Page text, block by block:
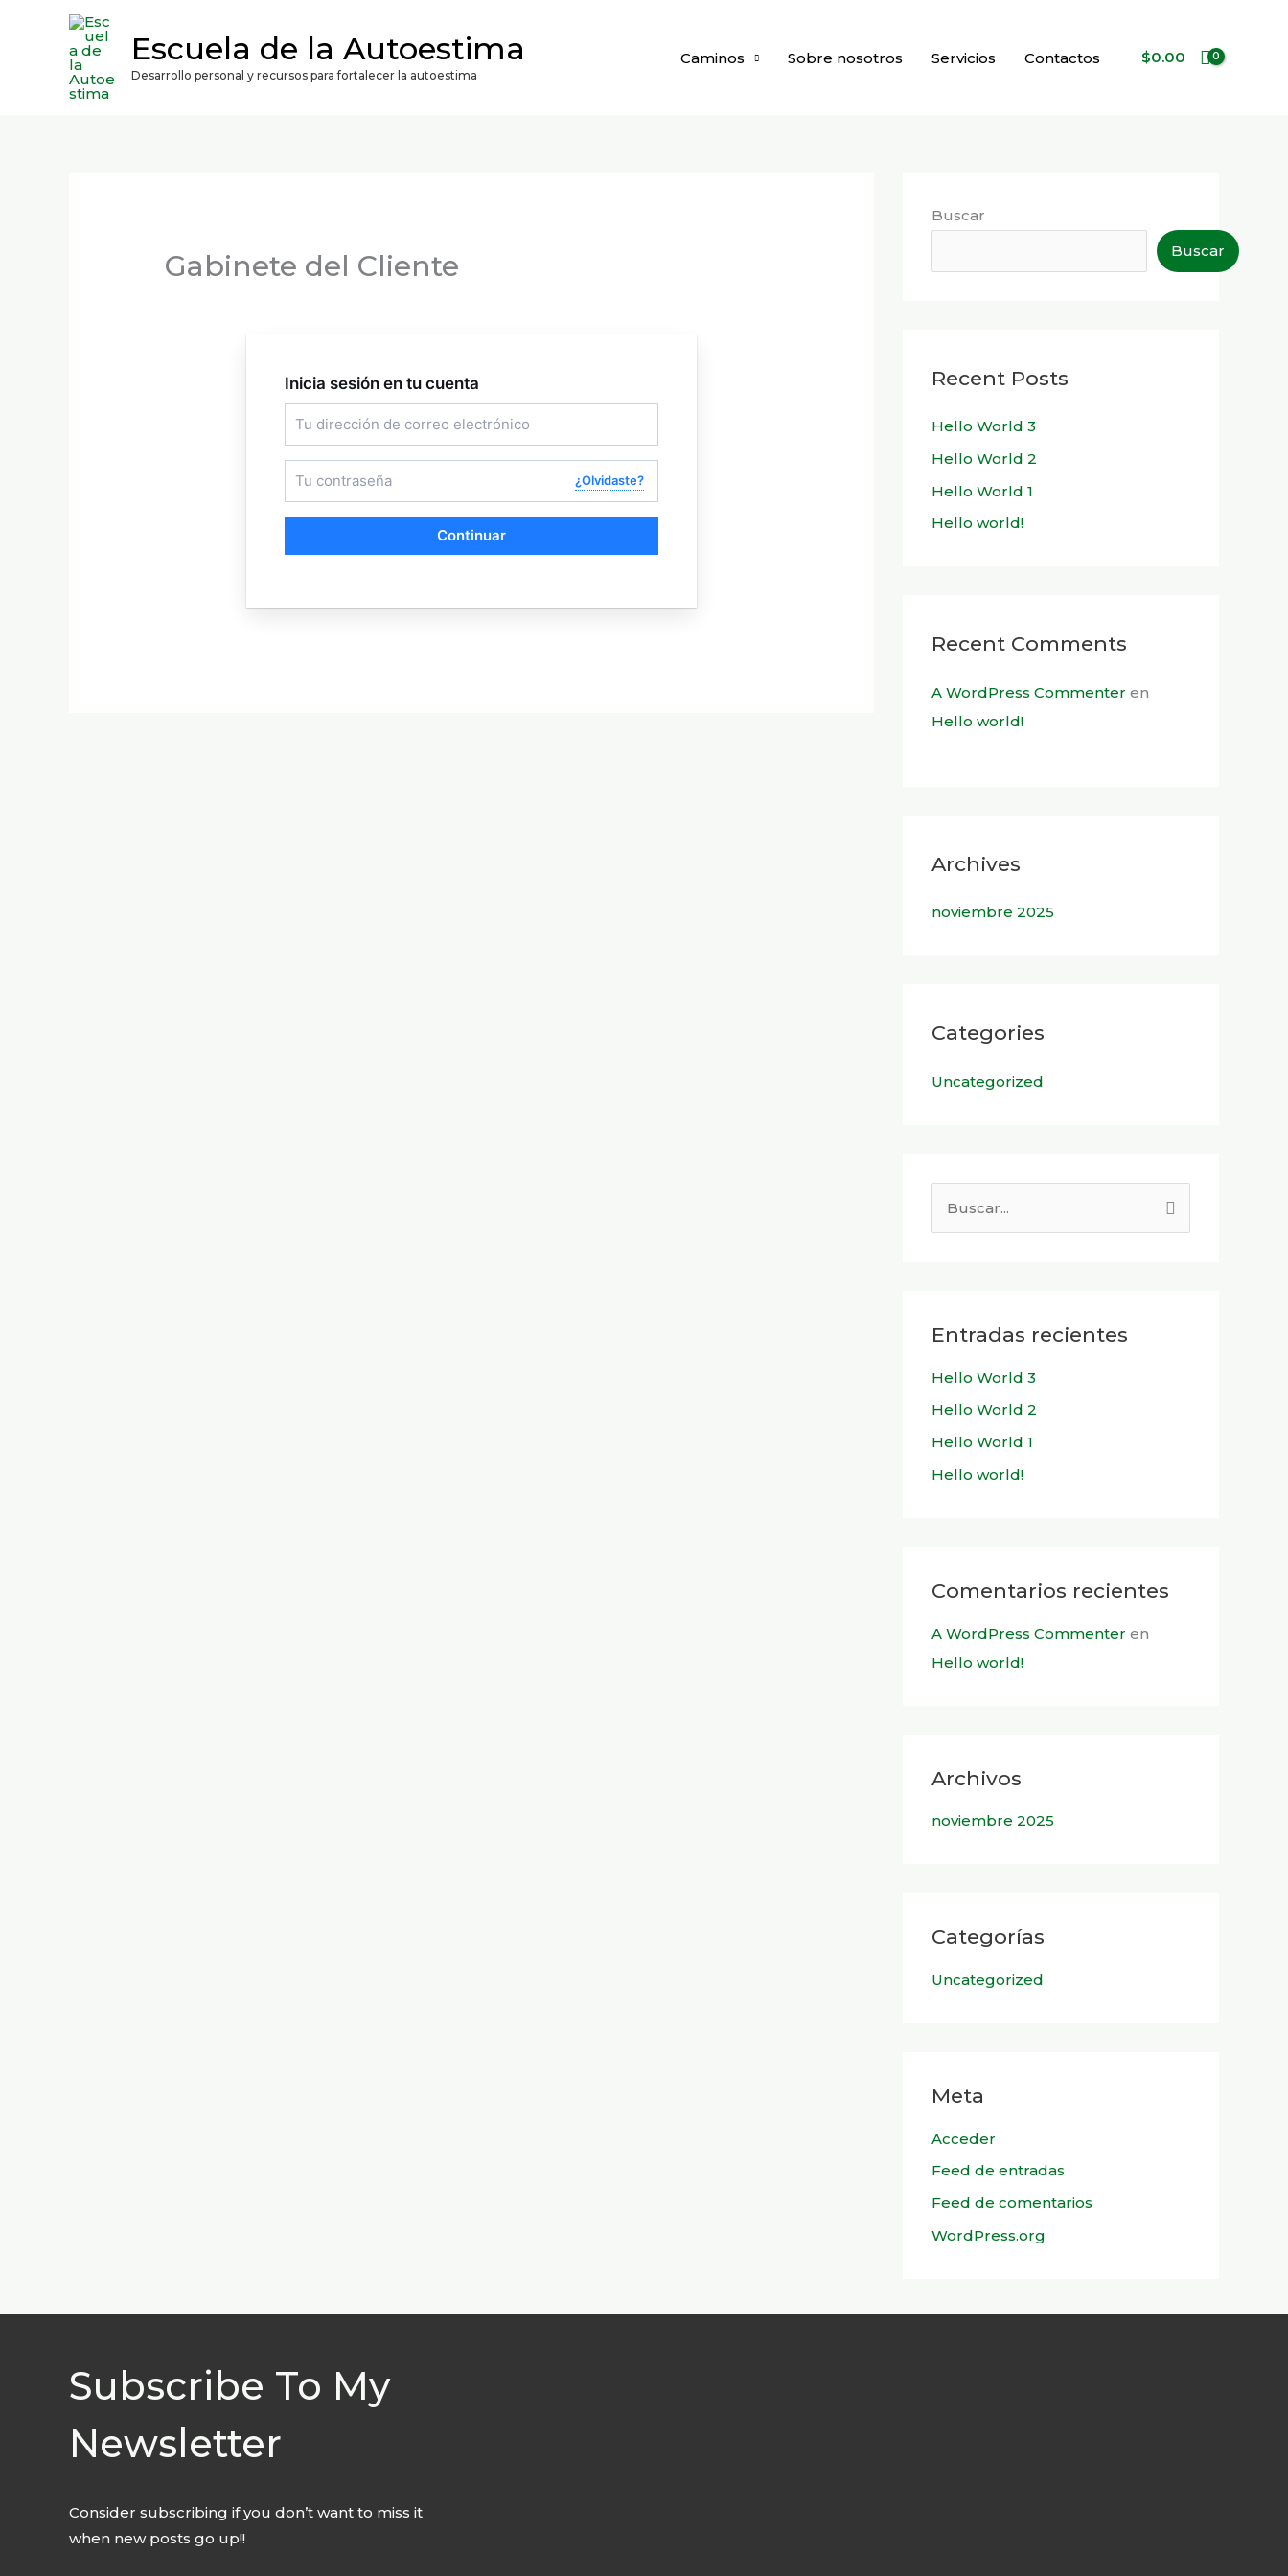
contenido
contenido
Escuela de la Autoestima
Desarrollo personal y recursos para fortalecer la autoestima
Caminos Sobre nosotros Servicios Contactos $0.00
Gabinete del Cliente
Inicia sesión en tu cuenta
¿Olvidaste?
Continuar
Buscar
Buscar
Recent Posts
Hello World 3
Hello World 2
Hello World 1
Hello world!
Recent Comments
A WordPress Commenter en
Hello world!
Archives
noviembre 2025
Categories
Uncategorized
a
p
o
r
:
Entradas recientes
Hello World 3
Hello World 2
Hello World 1
Hello world!
Comentarios recientes
A WordPress Commenter en
Hello world!
Archivos
noviembre 2025
Categorías
Uncategorized
Meta
Acceder
Feed de entradas
Feed de comentarios
WordPress.org
Subscribe To My
Newsletter
Consider subscribing if you don’t want to miss it
when new posts go up!!